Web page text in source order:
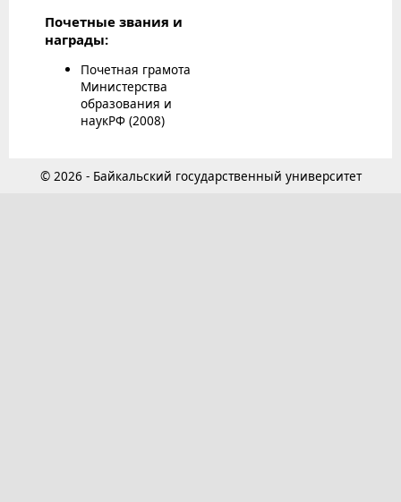
Почетные звания и
награды:
Почетная грамота
Министерства
образования и
наукРФ (2008)
© 2026 - Байкальский государственный университет